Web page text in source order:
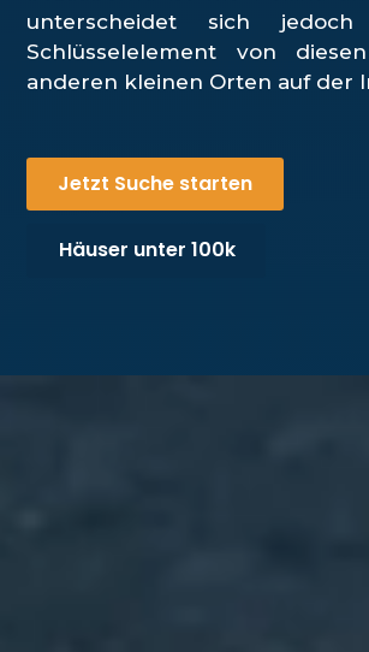
unterscheidet sich
Schlüsselelement von
anderen kleinen Orten auf der
Jetzt Suche starten
Häuser unter 100k